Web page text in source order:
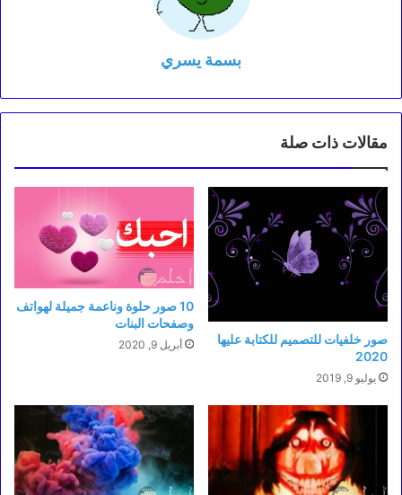
بسمة يسري
مقالات ذات صلة
صور خلفيات للتصميم للكتابة عليها
2020
يوليو 9, 2019
10 صور حلوة وناعمة جميلة لهواتف
وصفحات البنات
أبريل 9, 2020